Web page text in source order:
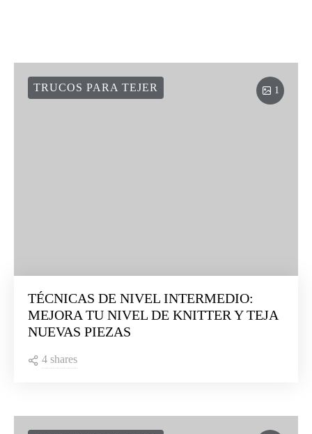
1
TRUCOS PARA TEJER
TÉCNICAS DE NIVEL INTERMEDIO:
MEJORA TU NIVEL DE KNITTER Y TEJA
NUEVAS PIEZAS
4 shares